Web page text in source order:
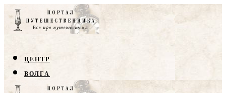
ЦЕНТР
ВОЛГА
КРЫМ